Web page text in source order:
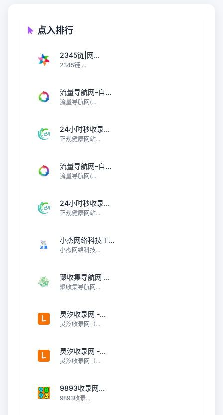
点入排行
2345链|网...
2345链,...
流量导航网–自...
流量导航网(...
24小时秒收录...
正规健康网站...
流量导航网–自...
流量导航网(...
24小时秒收录...
正规健康网站...
小杰网络科技工...
小杰网络科技...
聚收集导航网 ...
聚收集导航网...
灵汐收录网 -...
灵汐收录网（...
灵汐收录网 -...
灵汐收录网（...
9893收录网...
9893收录...